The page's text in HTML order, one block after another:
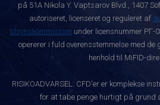
på 51A Nikola Y. Vaptsarov Blvd., 1407
autoriseret, licenseret og reguleret af
tilsynskommission under licensnummer РГ-
opererer i fuld overensstemmelse med
henhold til MiFID-
RISIKOADVARSEL: CFD'er er komplekse
for at tabe penge hurtigt på grund